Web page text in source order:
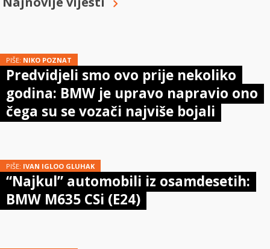
PIŠE: NIKO POZNAT
Predvidjeli smo ovo prije nekoliko
godina: BMW je upravo napravio ono
čega su se vozači najviše bojali
PIŠE: IVAN IGLOO GLUHAK
“Najkul” automobili iz osamdesetih:
BMW M635 CSi (E24)